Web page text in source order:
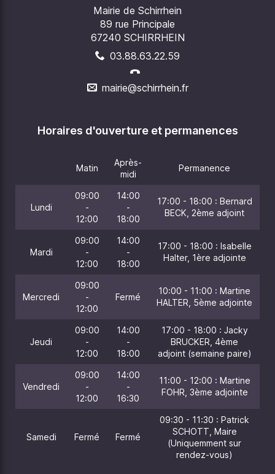
Mairie de Schirrhein
89 rue Principale
67240 SCHIRRHEIN
03.88.63.22.59
mairie@schirrhein.fr
Horaires d'ouverture et permanences
Matin
Après-
midi
Permanence
Lundi
09:00
-
12:00
14:00
-
18:00
17:00 - 18:00 : Bernard
BECK, 2ème adjoint
Mardi
09:00
-
12:00
14:00
-
18:00
17:00 - 18:00 : Isabelle
Halter, 1ère adjointe
Mercredi
09:00
-
12:00
Fermé
10:00 - 11:00 : Martine
HALTER, 5ème adjointe
Jeudi
09:00
-
12:00
14:00
-
18:00
17:00 - 18:00 : Jacky
BRUCKER, 4ème
adjoint (semaine paire)
Vendredi
09:00
-
12:00
14:00
-
16:30
11:00 - 12:00 : Martine
FOHR, 3ème adjointe
Samedi Fermé Fermé
09:30 - 11:30 : Patrick
SCHOTT, Maire
(Uniquemment sur
rendez-vous)